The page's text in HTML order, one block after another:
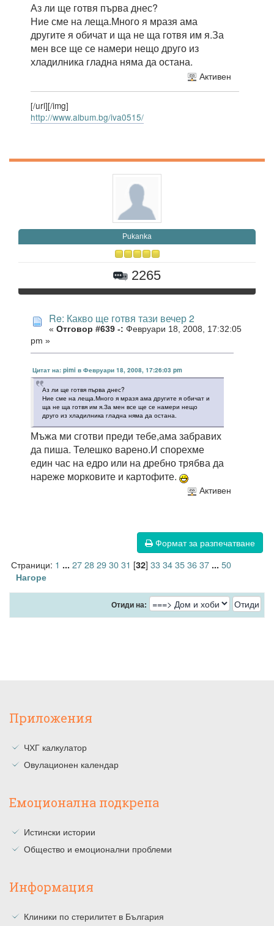
Аз ли ще готвя първа днес?
Ние сме на леща.Много я мразя ама
другите я обичат и ща не ща готвя им я.За
мен все ще се намери нещо друго из
хладилника гладна няма да остана.
Активен
[/url][/img]
http://www.album.bg/iva0515/
Pukanka
2265
Re: Какво ще готвя тази вечер 2
« Отговор #639 -: Февруари 18, 2008, 17:32:05
pm »
Цитат на: pimi в Февруари 18, 2008, 17:26:03 pm
Аз ли ще готвя първа днес?
Ние сме на леща.Много я мразя ама другите я обичат и
ща не ща готвя им я.За мен все ще се намери нещо
друго из хладилника гладна няма да остана.
Мъжа ми сготви преди тебе,ама забравих
да пиша. Телешко варено.И спорехме
един час на едро или на дребно трябва да
нареже морковите и картофите.
Активен
Формат за разпечатване
Страници: 1 ... 2728293031 [32] 3334353637 ... 50
Нагоре
Отиди на:
Приложения
ЧХГ калкулатор
Овулационен календар
Емоционална подкрепа
Истински истории
Общество и емоционални проблеми
Информация
Клиники по стерилитет в България